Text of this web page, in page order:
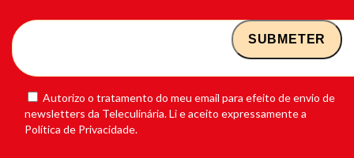
Autorizo o tratamento do meu email para efeito de envio de
newsletters da Teleculinária. Li e aceito expressamente a
Política de Privacidade.